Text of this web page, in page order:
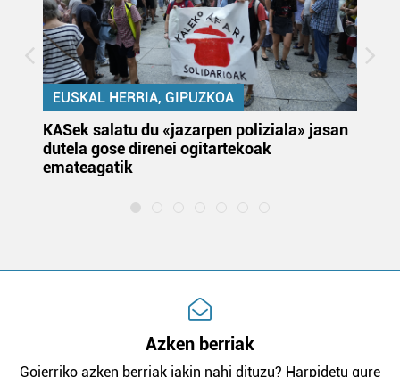
EUSKAL HERRIA, GIPUZKOA
KASek salatu du «jazarpen poliziala» jasan
dutela gose direnei ogitartekoak
emateagatik
Azken berriak
Goierriko azken berriak jakin nahi dituzu? Harpidetu gure